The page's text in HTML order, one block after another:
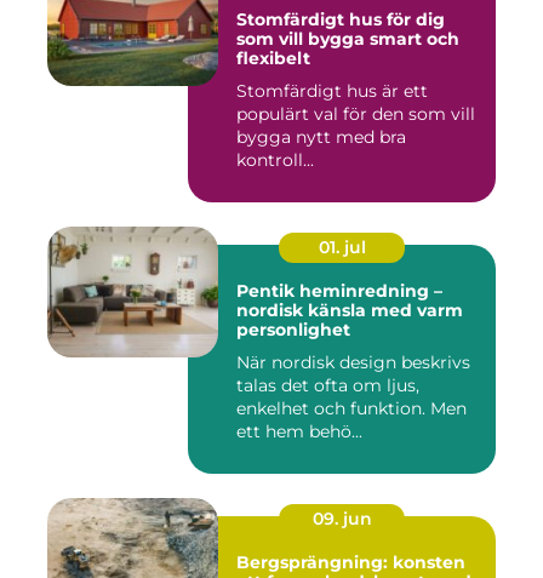
Stomfärdigt hus för dig
som vill bygga smart och
flexibelt
Stomfärdigt hus är ett
populärt val för den som vill
bygga nytt med bra
kontroll...
01. jul
Pentik heminredning –
nordisk känsla med varm
personlighet
När nordisk design beskrivs
talas det ofta om ljus,
enkelhet och funktion. Men
ett hem behö...
09. jun
Bergsprängning: konsten